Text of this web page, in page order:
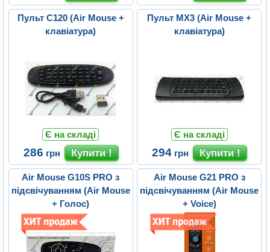
Пульт C120 (Air Mouse +
клавіатура)
Є на складі
286 грн
Пульт MX3 (Air Mouse +
клавіатура)
Є на складі
294 грн
Air Mouse G10S PRO з
підсвічуванням (Air Mouse
+ Голос)
Air Mouse G21 PRO з
підсвічуванням (Air Mouse
+ Voice)